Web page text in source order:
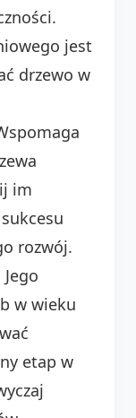
jest
drzewo w
im
rozwój.
w wieku
etap w